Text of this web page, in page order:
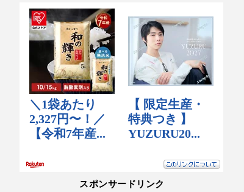
くて辛かったので、もう胃カメラはここでは受け
ないと思います。
スポンサードリンク